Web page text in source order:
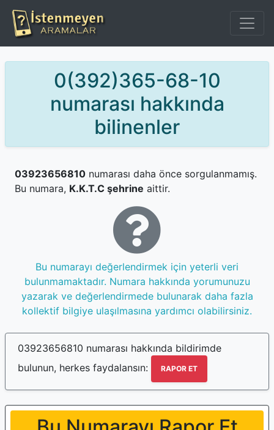
0(392)365-68-10
numarası hakkında
bilinenler
03923656810 numarası daha önce sorgulanmamış.
Bu numara, K.K.T.C şehrine aittir.
Bu numarayı değerlendirmek için yeterli veri
bulunmamaktadır. Numara hakkında yorumunuzu
yazarak ve değerlendirmede bulunarak daha fazla
kollektif bilgiye ulaşılmasına yardımcı olabilirsiniz.
03923656810 numarası hakkında bildirimde
bulunun, herkes faydalansın:
RAPOR ET